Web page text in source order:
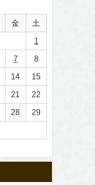
金 土
1
7 8
14 15
21 22
28 29